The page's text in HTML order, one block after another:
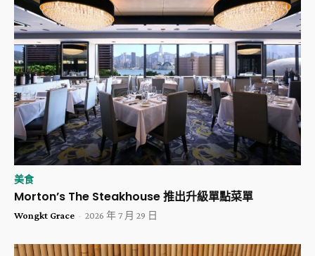
美食
Morton’s The Steakhouse 推出升級單點菜單
Wongkt Grace - 2026 年 7 月 29 日